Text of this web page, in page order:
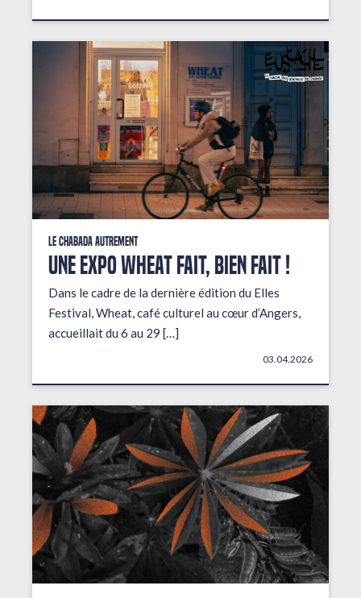
Le Chabada autrement
Une expo wheat fait, bien fait !
Dans le cadre de la dernière édition du Elles
Festival, Wheat, café culturel au cœur d’Angers,
accueillait du 6 au 29 […]
03.04.2026